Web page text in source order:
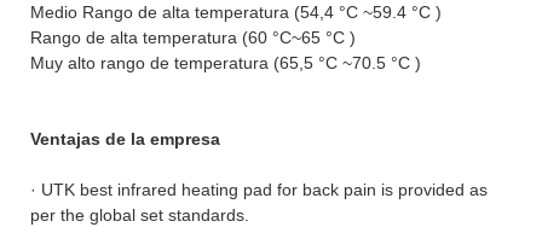
Medio Rango de alta temperatura (54,4 °C ~59.4 °C )
Rango de alta temperatura (60 °C~65 °C )
Muy alto rango de temperatura (65,5 °C ~70.5 °C )
Ventajas de la empresa
· UTK best infrared heating pad for back pain is provided as
per the global set standards.